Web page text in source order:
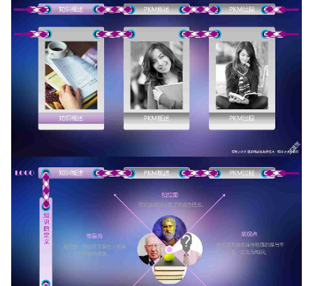
如果关注公众号就更好了
确认下载